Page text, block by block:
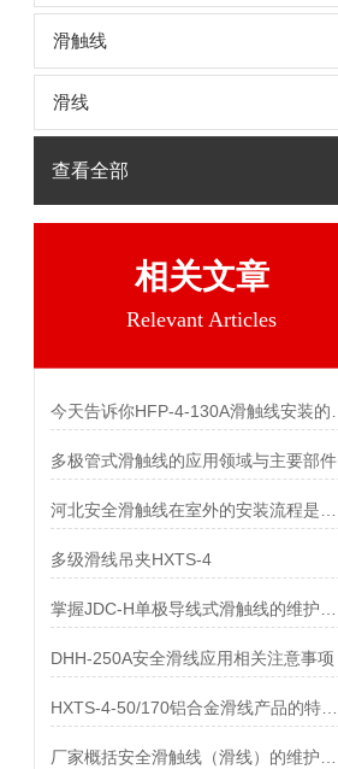
滑触线
滑线
查看全部
相关文章
Relevant Articles
多极管式滑触线的应用领域与主要部件
多级滑线吊夹HXTS-4
DHH-250A安全滑线应用相关注意事项